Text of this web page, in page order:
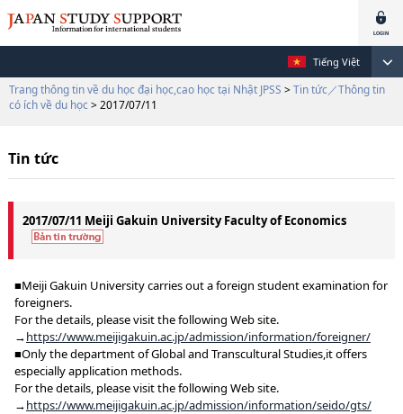
Tiếng Việt
Trang thông tin về du học đại học,cao học tại Nhật JPSS > Tin tức／Thông tin
có ích về du học > 2017/07/11
Tin tức
2017/07/11 Meiji Gakuin University Faculty of Economics
■Meiji Gakuin University carries out a foreign student examination for
foreigners.
For the details, please visit the following Web site.
→https://www.meijigakuin.ac.jp/admission/information/foreigner/
■Only the department of Global and Transcultural Studies,it offers
especially application methods.
For the details, please visit the following Web site.
→https://www.meijigakuin.ac.jp/admission/information/seido/gts/